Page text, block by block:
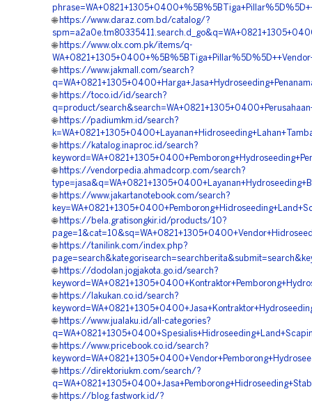
🌐 https://www.daraz.com.bd/catalog/?
🌐 https://www.olx.com.pk/items/q-
🌐 https://www.jakmall.com/search?
🌐 https://toco.id/id/search?
q=product/
🌐 https://padiumkm.id/search?
🌐 https://katalog.inaproc.id/search?
🌐 https://vendorpedia.ahmadcorp.com/search?
🌐 https://www.jakartanotebook.com/search?
🌐 https://bela.gratisongkir.id/products/10?
🌐 https://tanilink.com/index.php?
🌐 https://dodolan.jogjakota.go.id/search?
🌐 https://lakukan.co.id/search?
🌐 https://www.jualaku.id/all-categories?
🌐 https://www.pricebook.co.id/search?
🌐 https://direktoriukm.com/search/?
🌐 https://blog.fastwork.id/?